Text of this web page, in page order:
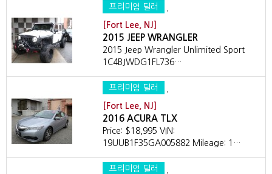
프리미엄 딜러
[Fort Lee, NJ]
2015 JEEP WRANGLER
2015 Jeep Wrangler Unlimited Sport
1C4BJWDG1FL736…
프리미엄 딜러
[Fort Lee, NJ]
2016 ACURA TLX
Price: $18,995 VIN:
19UUB1F35GA005882 Mileage: 1…
프리미엄 딜러